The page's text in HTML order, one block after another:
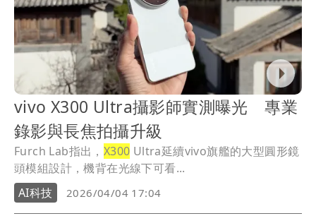
vivo X300 Ultra攝影師實測曝光 專業
錄影與長焦拍攝升級
Furch Lab指出， X300 Ultra延續vivo旗艦的大型圓形鏡
頭模組設計，機背在光線下可看...
AI科技
2026/04/04 17:04